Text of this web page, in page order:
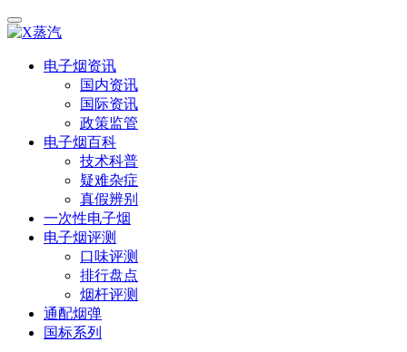
电子烟资讯
国内资讯
国际资讯
政策监管
电子烟百科
技术科普
疑难杂症
真假辨别
一次性电子烟
电子烟评测
口味评测
排行盘点
烟杆评测
通配烟弹
国标系列